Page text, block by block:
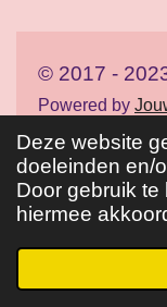
Deze website
doeleinden en/
Door gebruik
hiermee
© 2017 -
Powered by